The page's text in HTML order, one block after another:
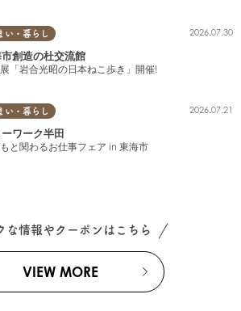
い・暮らし 2026.07.30
創造の杜交流館
「岩合光昭の日本ねこ歩き」開催!
い・暮らし 2026.07.21
ワーク半田
もと関わるお仕事フェア in 東海市
な情報やクーポンはこちら
VIEW MORE